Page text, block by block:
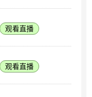
观看直播
观看直播